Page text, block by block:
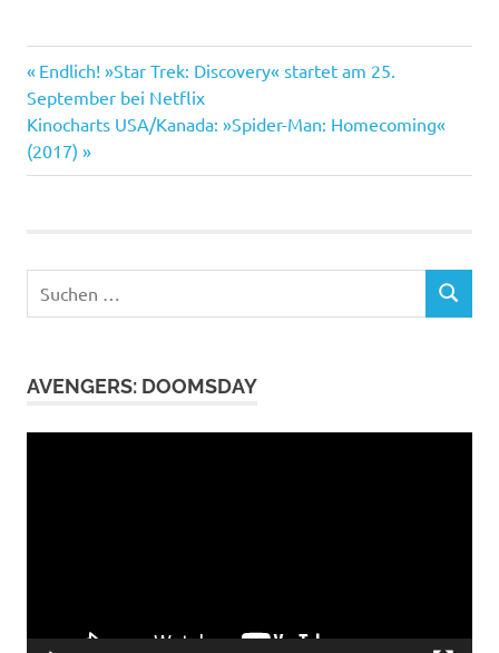
Glover
Jon
Favreau
Jon
Michael
Robert
Beitragsnavigation
Vorheriger
Beitrag:
Endlich! »Star Trek: Discovery« startet am 25.
September bei Netflix
Nächster
Beitrag:
Kinocharts USA/Kanada: »Spider-Man: Homecoming«
(2017)
nach:
SUCHEN
AVENGERS: DOOMSDAY